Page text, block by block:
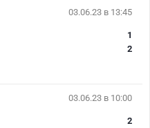
03.06.23 в 13:45
1
2
03.06.23 в 10:00
2